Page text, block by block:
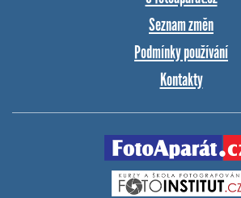
Seznam změn
Podmínky používání
Kontakty